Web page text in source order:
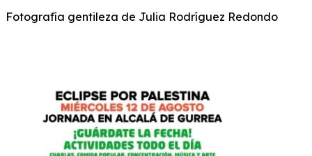
Fotografía gentileza de Julia Rodríguez Redondo